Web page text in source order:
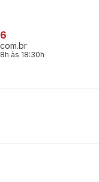
às 18:30h